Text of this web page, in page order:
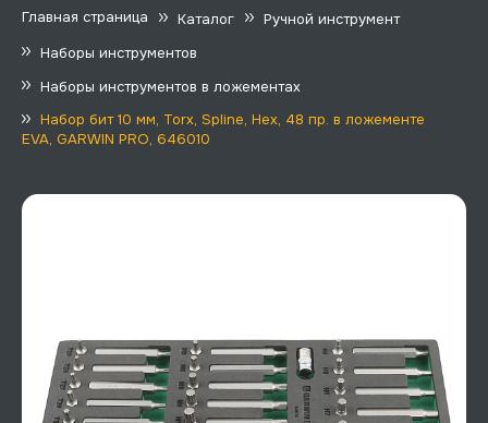
Главная страница Каталог
Ручной инструмент
Наборы инструментов
Наборы инструментов в ложементах
Набор бит 10 мм, Torx, Spline, Hex, 48 пр. в ложементе
EVA, GARWIN PRO, 646010